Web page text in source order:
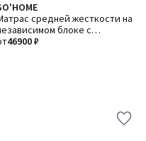
средней жесткости на
блоке с
памяти и
46900 ₽